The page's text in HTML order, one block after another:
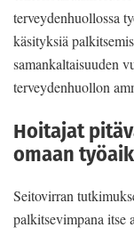
terveydenhuollossa
käsityksiä
samankaltaisuuden
terveydenhuollon
Hoitajat
omaan
Seitovirran
palkitsevimpana itse